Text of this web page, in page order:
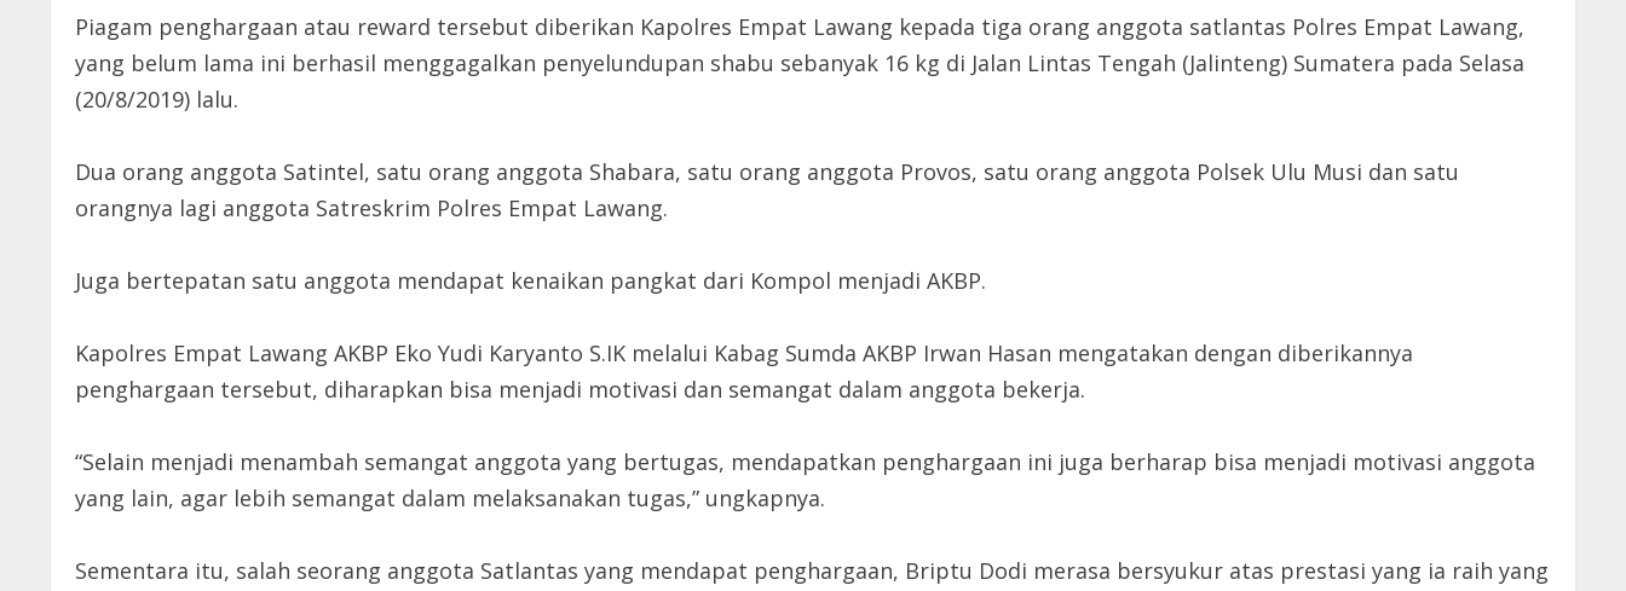
Piagam penghargaan atau reward tersebut diberikan Kapolres Empat Lawang kepada tiga orang anggota satlantas Polres Empat Lawang,
yang belum lama ini berhasil menggagalkan penyelundupan shabu sebanyak 16 kg di Jalan Lintas Tengah (Jalinteng) Sumatera pada Selasa
(20/8/2019) lalu.
Dua orang anggota Satintel, satu orang anggota Shabara, satu orang anggota Provos, satu orang anggota Polsek Ulu Musi dan satu
orangnya lagi anggota Satreskrim Polres Empat Lawang.
Juga bertepatan satu anggota mendapat kenaikan pangkat dari Kompol menjadi AKBP.
Kapolres Empat Lawang AKBP Eko Yudi Karyanto S.IK melalui Kabag Sumda AKBP Irwan Hasan mengatakan dengan diberikannya
penghargaan tersebut, diharapkan bisa menjadi motivasi dan semangat dalam anggota bekerja.
“Selain menjadi menambah semangat anggota yang bertugas, mendapatkan penghargaan ini juga berharap bisa menjadi motivasi anggota
yang lain, agar lebih semangat dalam melaksanakan tugas,” ungkapnya.
Sementara itu, salah seorang anggota Satlantas yang mendapat penghargaan, Briptu Dodi merasa bersyukur atas prestasi yang ia raih yang